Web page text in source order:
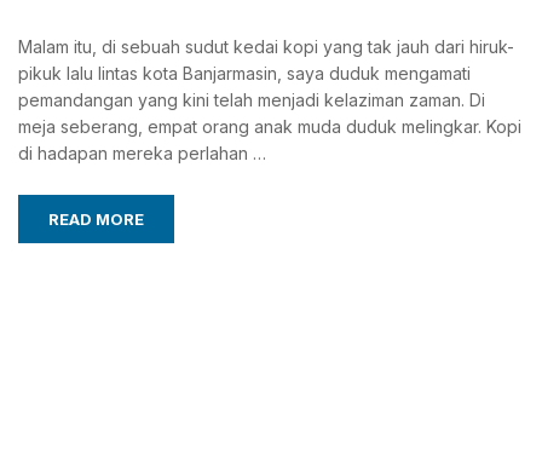
Malam itu, di sebuah sudut kedai kopi yang tak jauh dari hiruk-
pikuk lalu lintas kota Banjarmasin, saya duduk mengamati
pemandangan yang kini telah menjadi kelaziman zaman. Di
meja seberang, empat orang anak muda duduk melingkar. Kopi
di hadapan mereka perlahan …
READ MORE